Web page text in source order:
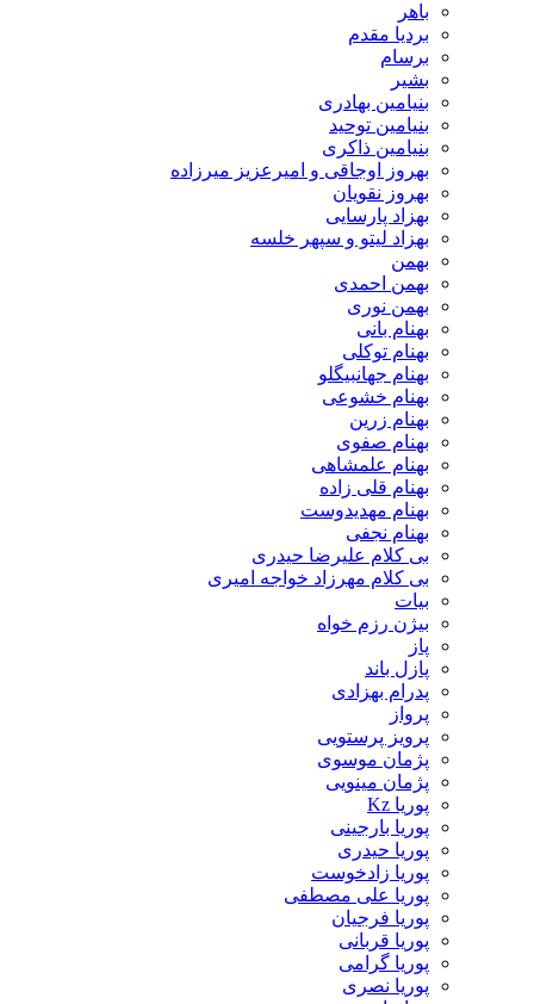
بردیا مقدم
بنیامین بهادری
بنیامین توحید
بنیامین ذاکری
بهروز اوجاقی و امیرعزیز میرزاده
بهروز نقویان
بهزاد پارسایی
بهزاد لیتو و سپهر خلسه
بهمن احمدی
بهمن نوری
بهنام بانی
بهنام توکلی
بهنام جهانبیگلو
بهنام خشوعی
بهنام زرین
بهنام صفوی
بهنام علمشاهی
بهنام قلی زاده
بهنام مهدیدوست
بهنام نجفی
بی کلام علیرضا حیدری
بی کلام مهرزاد خواجه امیری
بیژن رزم خواه
پازل باند
پدرام بهزادی
پرویز پرستویی
پژمان موسوی
پژمان مینویی
پوریا بارجینی
پوریا حیدری
پوریا زادخوست
پوریا علی مصطفی
پوریا فرجیان
پوریا قربانی
پوریا گرامی
پوریا نصری